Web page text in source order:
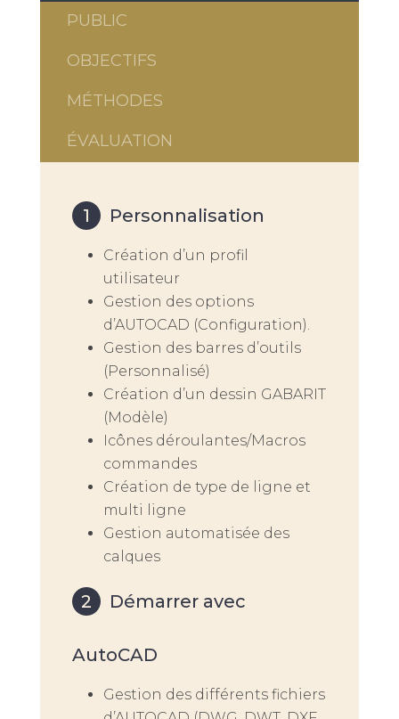
PUBLIC
OBJECTIFS
MÉTHODES
ÉVALUATION
Personnalisation
Création d’un profil
utilisateur
Gestion des options
d’AUTOCAD (Configuration).
Gestion des barres d’outils
(Personnalisé)
Création d’un dessin GABARIT
(Modèle)
Icônes déroulantes/Macros
commandes
Création de type de ligne et
multi ligne
Gestion automatisée des
calques
Démarrer avec
AutoCAD
Gestion des différents fichiers